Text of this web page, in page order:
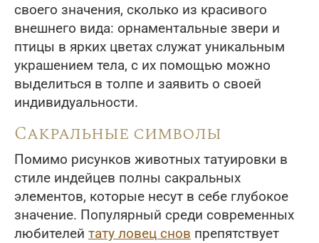
своего значения, сколько из красивого
внешнего вида: орнаментальные звери и
птицы в ярких цветах служат уникальным
украшением тела, с их помощью можно
выделиться в толпе и заявить о своей
индивидуальности.
Сакральные символы
Помимо рисунков животных татуировки в
стиле индейцев полны сакральных
элементов, которые несут в себе глубокое
значение. Популярный среди современных
любителей тату ловец снов препятствует